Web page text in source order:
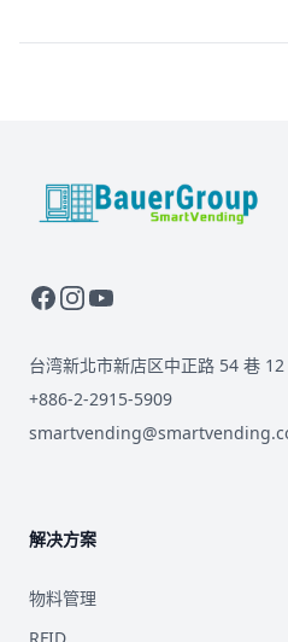
BauerGroup Tech
台湾新北市新店区中正路 54 巷
+886-2-2915-5909
解决方案
物料管理